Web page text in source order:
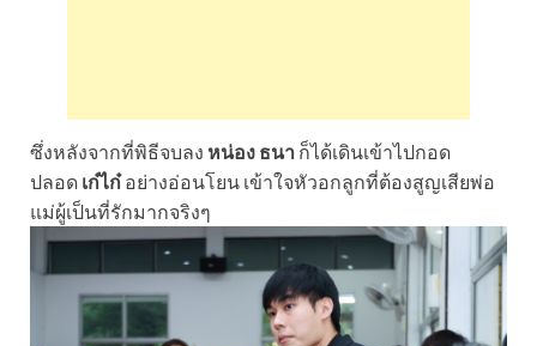
ซึ่งหลังจากที่พิธีจบลง หน่อง ธนา ก็ได้เดินเข้าไปกอด
ปลอด เก๋ไก๋อย่างอ่อนโยน เข้าใจหัวอกลูกที่ต้องสูญเสียพ่อ
แม่ผู้เป็นที่รักมากจริงๆ